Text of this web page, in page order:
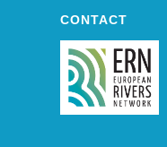
CONTACT